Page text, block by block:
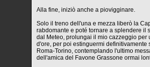
Alla fine, iniziò anche a piovigginare.
Solo il treno dell'una e mezza liberò la
rabdomante e poté tornare a splendere il
dal Meteo, prolungai il mio cazzeggio per
d'ore, per poi estinguermi definitivamente
Roma-Torino, contemplando l'ultimo
dell'amica del Favone Grassone ormai